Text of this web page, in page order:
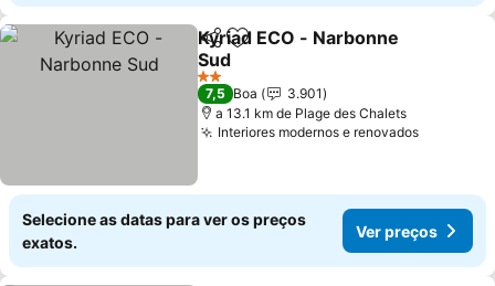
PartilharAdicionar aos favoritos
Kyriad ECO - Narbonne
Sud
2 Estrelas
7,5 Boa
3.901
a 13.1 km de Plage des Chalets
Interiores modernos e renovados
Selecione as datas para ver os preços
exatos.
Ver preços